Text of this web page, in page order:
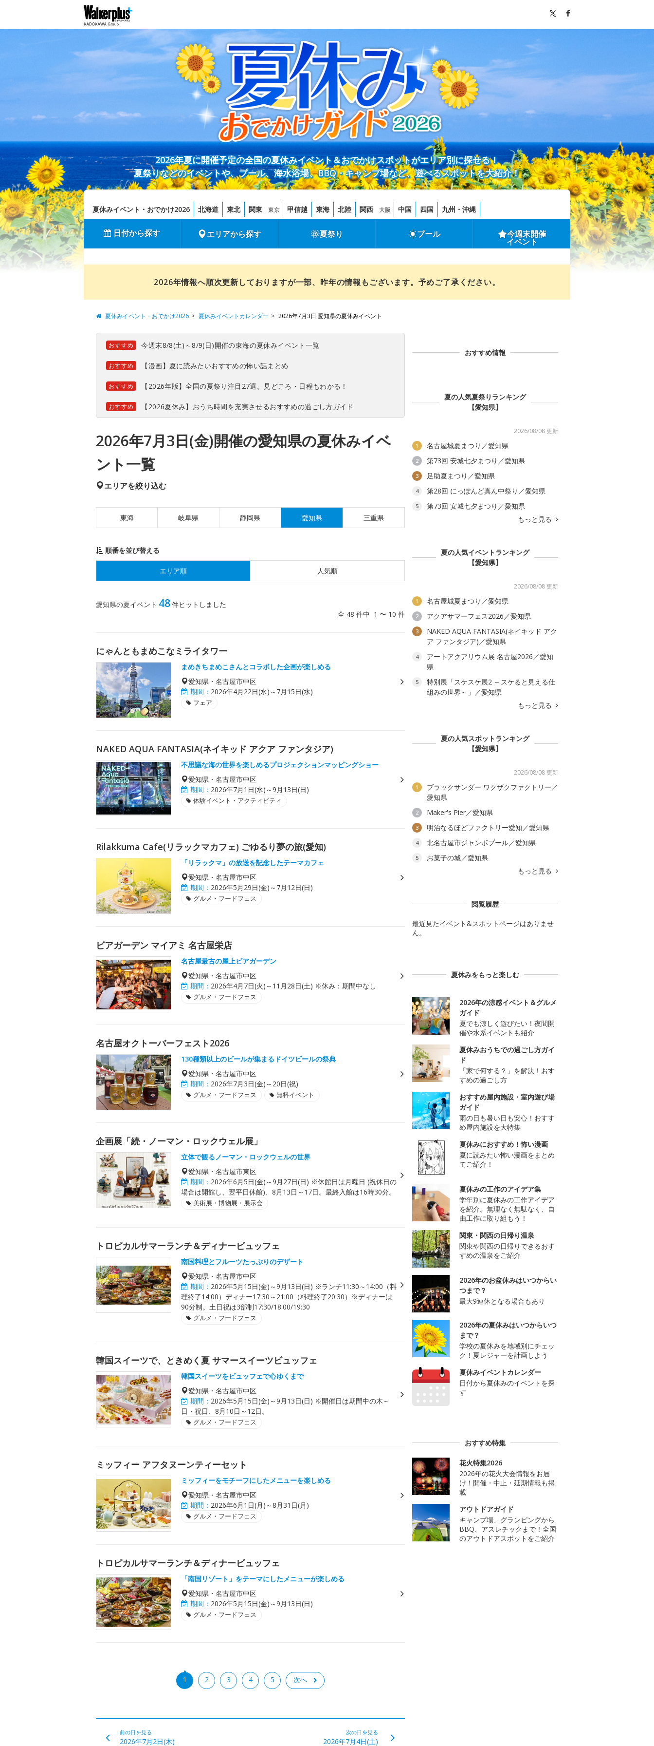
2026年夏に開催予定の全国の夏休みイベント＆おでかけスポットがエリア別に探せる！
夏祭りなどのイベントや、プール、海水浴場、BBQ・キャンプ場など、遊べるスポットを大紹介！
夏休みイベント・おでかけ2026 北海道 東北 関東 東京 甲信越 東海 北陸 関西 大阪 中国 四国 九州・沖縄
日付から探す エリアから探す 夏祭り プール 今週末開催
イベント
2026年情報へ順次更新しておりますが一部、昨年の情報もございます。予めご了承ください。
夏休みイベント・おでかけ2026 夏休みイベントカレンダー 2026年7月3日 愛知県の夏休みイベント
おすすめ 今週末8/8(土)～8/9(日)開催の東海の夏休みイベント一覧
おすすめ 【漫画】夏に読みたいおすすめの怖い話まとめ
おすすめ 【2026年版】全国の夏祭り注目27選。見どころ・日程もわかる！
おすすめ 【2026夏休み】おうち時間を充実させるおすすめの過ごし方ガイド
2026年7月3日(金)開催の愛知県の夏休みイベ
ント一覧
エリアを絞り込む
東海 岐阜県 静岡県 愛知県 三重県
順番を並び替える
エリア順 人気順
愛知県の夏イベント 48件ヒットしました
全 48 件中 1 〜 10 件
にゃんともまめこなミライタワー
まめきちまめこさんとコラボした企画が楽しめる
愛知県・名古屋市中区
期間： 2026年4月22日(水)～7月15日(水)
フェア
NAKED AQUA FANTASIA(ネイキッド アクア ファンタジア)
不思議な海の世界を楽しめるプロジェクションマッピングショー
愛知県・名古屋市中区
期間： 2026年7月1日(水)～9月13日(日)
体験イベント・アクティビティ
Rilakkuma Cafe(リラックマカフェ) ごゆるり夢の旅(愛知)
「リラックマ」の放送を記念したテーマカフェ
愛知県・名古屋市中区
期間： 2026年5月29日(金)～7月12日(日)
グルメ・フードフェス
ビアガーデン マイアミ 名古屋栄店
名古屋最古の屋上ビアガーデン
愛知県・名古屋市中区
期間： 2026年4月7日(火)～11月28日(土) ※休み：期間中なし
グルメ・フードフェス
名古屋オクトーバーフェスト2026
130種類以上のビールが集まるドイツビールの祭典
愛知県・名古屋市中区
期間： 2026年7月3日(金)～20日(祝)
グルメ・フードフェス 無料イベント
企画展「続・ノーマン・ロックウェル展」
立体で観るノーマン・ロックウェルの世界
愛知県・名古屋市東区
期間： 2026年6月5日(金)～9月27日(日) ※休館日は月曜日 (祝休日の
場合は開館し、翌平日休館)、8月13日～17日。最終入館は16時30分。
美術展・博物展・展示会
トロピカルサマーランチ＆ディナービュッフェ
南国料理とフルーツたっぷりのデザート
愛知県・名古屋市中区
期間： 2026年5月15日(金)～9月13日(日) ※ランチ11:30～14:00（料
理終了14:00）ディナー17:30～21:00（料理終了20:30）※ディナーは
90分制。土日祝は3部制17:30/18:00/19:30
グルメ・フードフェス
韓国スイーツで、ときめく夏 サマースイーツビュッフェ
韓国スイーツをビュッフェで心ゆくまで
愛知県・名古屋市中区
期間： 2026年5月15日(金)～9月13日(日) ※開催日は期間中の木～
日・祝日、8月10日～12日。
グルメ・フードフェス
ミッフィー アフタヌーンティーセット
ミッフィーをモチーフにしたメニューを楽しめる
愛知県・名古屋市中区
期間： 2026年6月1日(月)～8月31日(月)
グルメ・フードフェス
トロピカルサマーランチ＆ディナービュッフェ
「南国リゾート」をテーマにしたメニューが楽しめる
愛知県・名古屋市中区
期間： 2026年5月15日(金)～9月13日(日)
グルメ・フードフェス
1 2 3 4 5 次へ
前の日を見る
2026年7月2日(木)
次の日を見る
2026年7月4日(土)
おすすめ情報
夏の人気夏祭りランキング
【愛知県】
2026/08/08 更新
1 名古屋城夏まつり／愛知県
2 第73回 安城七夕まつり／愛知県
3 足助夏まつり／愛知県
4 第28回 にっぽんど真ん中祭り／愛知県
5
第73回 安城七夕まつり／愛知県
もっと見る
夏の人気イベントランキング
【愛知県】
2026/08/08 更新
1 名古屋城夏まつり／愛知県
2 アクアサマーフェス2026／愛知県
3
NAKED AQUA FANTASIA(ネイキッド アク
ア ファンタジア)／愛知県
4
アートアクアリウム展 名古屋2026／愛知
県
5
特別展「スケスケ展2 ～スケると見える仕
組みの世界～」／愛知県
もっと見る
夏の人気スポットランキング
【愛知県】
2026/08/08 更新
1
ブラックサンダー ワクザクファクトリー／
愛知県
2 Maker's Pier／愛知県
3 明治なるほどファクトリー愛知／愛知県
4 北名古屋市ジャンボプール／愛知県
5
お菓子の城／愛知県
もっと見る
閲覧履歴
最近見たイベント&スポットページはありませ
ん。
夏休みをもっと楽しむ
2026年の涼感イベント＆グルメ
ガイド
夏でも涼しく遊びたい！夜間開
催や水系イベントも紹介
夏休みおうちでの過ごし方ガイ
ド
「家で何する？」を解決！おす
すめの過ごし方
おすすめ屋内施設・室内遊び場
ガイド
雨の日も暑い日も安心！おすす
め屋内施設を大特集
夏休みにおすすめ！怖い漫画
夏に読みたい怖い漫画をまとめ
てご紹介！
夏休みの工作のアイデア集
学年別に夏休みの工作アイデア
を紹介。無理なく無駄なく、自
由工作に取り組もう！
関東・関西の日帰り温泉
関東や関西の日帰りできるおす
すめの温泉をご紹介
2026年のお盆休みはいつからい
つまで？
最大9連休となる場合もあり
2026年の夏休みはいつからいつ
まで？
学校の夏休みを地域別にチェッ
ク！夏レジャーを計画しよう
夏休みイベントカレンダー
日付から夏休みのイベントを探
す
おすすめ特集
花火特集2026
2026年の花火大会情報をお届
け！開催・中止・延期情報も掲
載
アウトドアガイド
キャンプ場、グランピングから
BBQ、アスレチックまで！全国
のアウトドアスポットをご紹介